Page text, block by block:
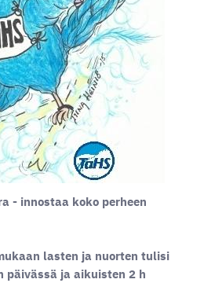
- innostaa koko perheen
lasten ja nuorten tulisi
ja aikuisten 2 h